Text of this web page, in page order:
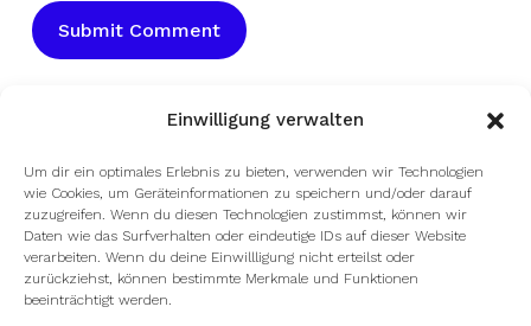
Einwilligung verwalten
Um dir ein optimales Erlebnis zu bieten, verwenden wir Technologien
wie Cookies, um Geräteinformationen zu speichern und/oder darauf
zuzugreifen. Wenn du diesen Technologien zustimmst, können wir
Daten wie das Surfverhalten oder eindeutige IDs auf dieser Website
verarbeiten. Wenn du deine Einwillligung nicht erteilst oder
zurückziehst, können bestimmte Merkmale und Funktionen
beeinträchtigt werden.